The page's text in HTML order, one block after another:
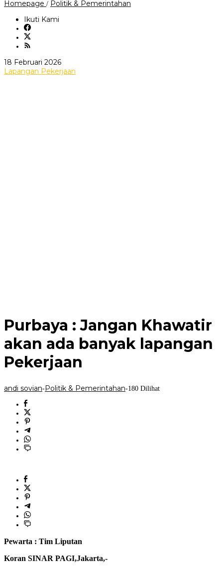
Homepage / Politik & Pemerintahan
Ikuti Kami
18 Februari 2026oleh
andi
Lapangan Pekerjaan
Purbaya : Jangan Khawatir
akan ada banyak lapangan
Pekerjaan
andi sovian-Politik & Pemerintahan-180 Dilihat
Pewarta : Tim Liputan
Koran SINAR PAGI,Jakarta,-